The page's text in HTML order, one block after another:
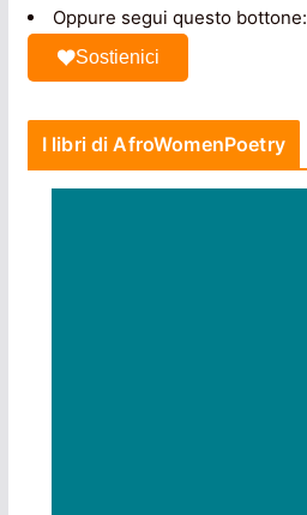
Oppure segui questo bottone:
Sostienici
I libri di AfroWomenPoetry